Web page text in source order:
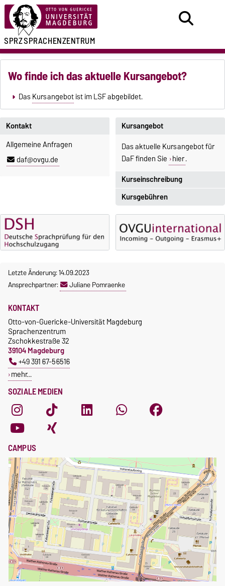
SPRZSPRACHENZENTRUM
Wo finde ich das aktuelle Kursangebot?
DasKursangebotist im LSF abgebildet.
Kontakt
Allgemeine Anfragen
daf@ovgu.de
Kurseinschreibung
Einschreibezeitraum:
5. Oktober 2026, 9.00 Uhr bis
23. Oktober 2026, 18 Uhr
Moodle
OVGU-Account
Oktober 2026.
Kursteilnahme nur nach
Anmeldung
Kursangebot
Das aktuelle Kursangebot für
DaF finden Sie hier.
Kursgebühren
Sprachkurse sind i. d. R.
gebührenpflichtig.
Gebühren
curricularer Sprachausbildung
Incomings
Letzte Änderung: 14.09.2023
Ansprechpartner:
Juliane Pomraenke
SOZIALE MEDIEN
KONTAKT
Otto-von-Guericke-Universität Magdeburg
Sprachenzentrum
Zschokkestraße 32
39104 Magdeburg
+49 391 67-56516
mehr…
CAMPUS